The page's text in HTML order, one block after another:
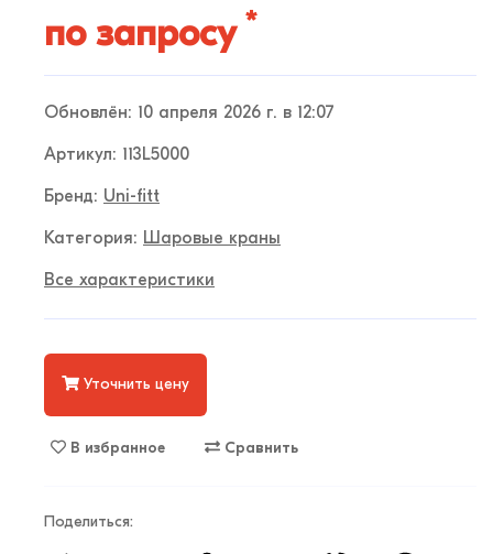
по запросу *
Обновлён: 10 апреля 2026 г. в 12:07
Артикул: 113L5000
Бренд: Uni-fitt
Категория: Шаровые краны
Все характеристики
Уточнить цену
В избранное Сравнить
Поделиться: